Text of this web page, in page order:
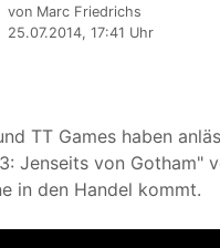
von Marc Friedrichs
25.07.2014, 17:41 Uhr
TT Games haben
Jenseits von Gotham"
in den Handel kommt.